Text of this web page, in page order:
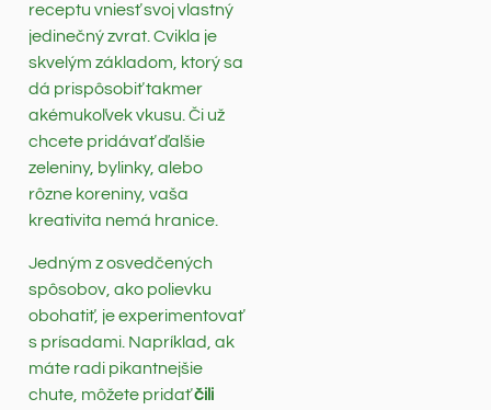
receptu vniesť svoj vlastný
jedinečný zvrat. Cvikla je
skvelým základom, ktorý sa
dá prispôsobiť takmer
akémukoľvek vkusu. Či už
chcete pridávať ďalšie
zeleniny, bylinky, alebo
rôzne koreniny, vaša
kreativita nemá hranice.
Jedným z osvedčených
spôsobov, ako polievku
obohatiť, je experimentovať
s prísadami. Napríklad, ak
máte radi pikantnejšie
chute, môžete pridaťčili